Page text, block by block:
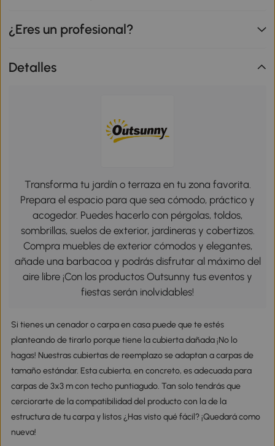
¿Eres un profesional?
Detalles
Transforma tu jardín o terraza en tu zona favorita.
Prepara el espacio para que sea cómodo, práctico y
acogedor. Puedes hacerlo con pérgolas, toldos,
sombrillas, suelos de exterior, jardineras y cobertizos.
Compra muebles de exterior cómodos y elegantes,
añade una barbacoa y podrás disfrutar al máximo del
aire libre ¡Con los productos Outsunny tus eventos y
fiestas serán inolvidables!
Si tienes un cenador o carpa en casa puede que te estés
planteando de tirarlo porque tiene la cubierta dañada ¡No lo
hagas! Nuestras cubiertas de reemplazo se adaptan a carpas de
tamaño estándar. Esta cubierta, en concreto, es adecuada para
carpas de 3x3 m con techo puntiagudo. Tan solo tendrás que
cerciorarte de la compatibilidad del producto con la de la
estructura de tu carpa y listos ¿Has visto qué fácil? ¡Quedará como
nueva!